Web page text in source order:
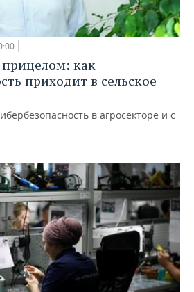
как
приходит в сельское
в агросекторе и с